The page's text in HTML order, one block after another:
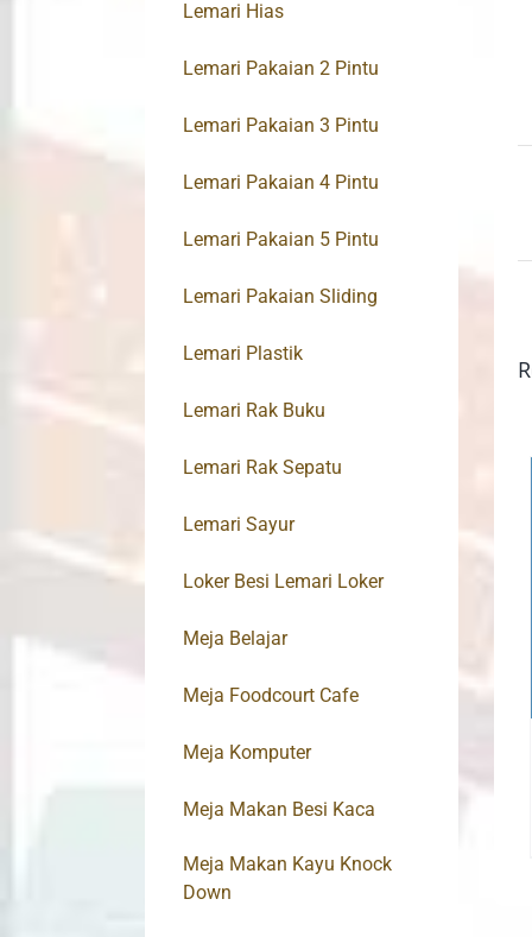
Lemari Hias
Lemari Pakaian 2 Pintu
Lemari Pakaian 3 Pintu
Lemari Pakaian 4 Pintu
Lemari Pakaian 5 Pintu
Lemari Pakaian Sliding
Lemari Plastik
Lemari Rak Buku
Lemari Rak Sepatu
Lemari Sayur
Loker Besi Lemari Loker
Meja Belajar
Meja Foodcourt Cafe
Meja Komputer
Meja Makan Besi Kaca
Meja Makan Kayu Knock
Down